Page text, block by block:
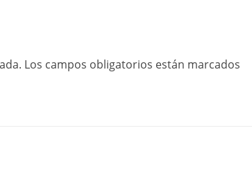
Los campos obligatorios están marcados